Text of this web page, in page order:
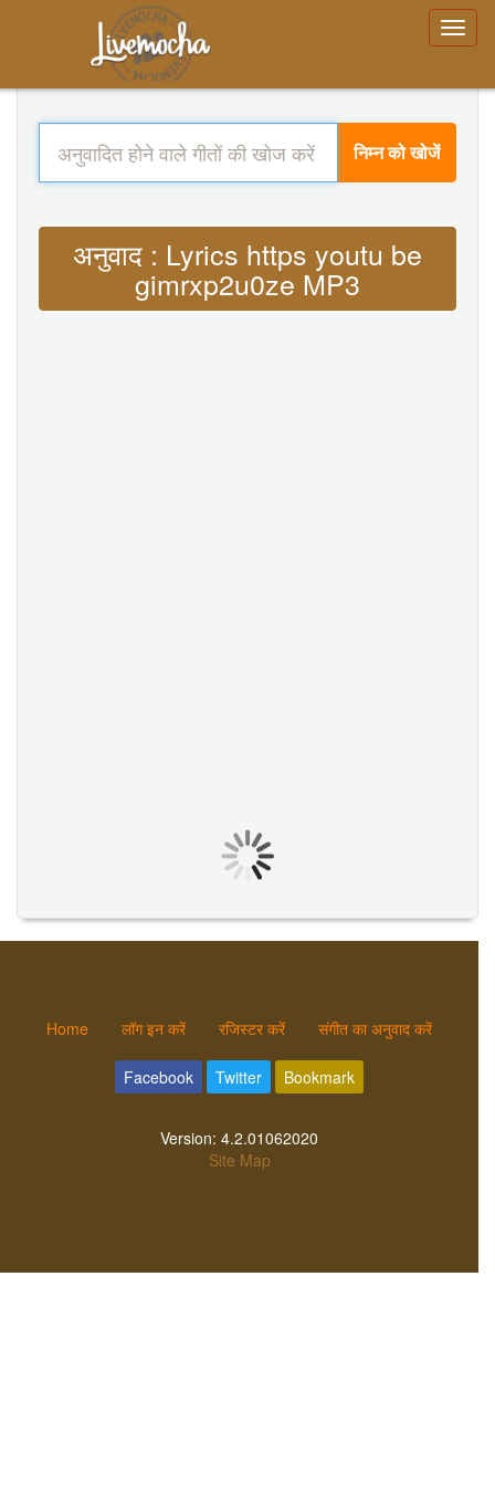
निम्न को खोजें
अनुवाद : Lyrics https youtu be
gimrxp2u0ze MP3
Home लॉग इन करें रजिस्टर करें संगीत का अनुवाद करें
Facebook Twitter Bookmark
Version: 4.2.01062020
Site Map